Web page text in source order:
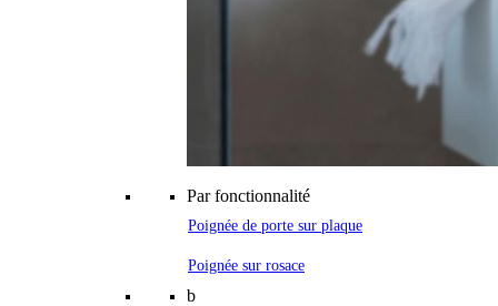
Par fonctionnalité
Poignée de porte sur plaque
Poignée sur rosace
b